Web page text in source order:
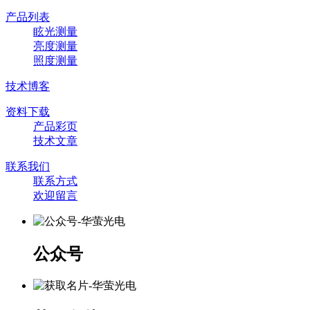
产品列表
眩光测量
亮度测量
照度测量
技术博客
资料下载
产品彩页
技术文章
联系我们
联系方式
欢迎留言
公众号